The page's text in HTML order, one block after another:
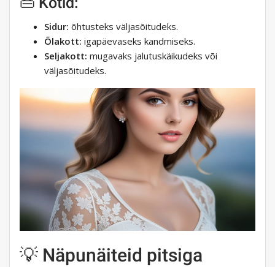
Sidur: õhtusteks väljasõitudeks.
Õlakott: igapäevaseks kandmiseks.
Seljakott: mugavaks jalutuskäikudeks või
väljasõitudeks.
💡 Näpunäiteid pitsiga